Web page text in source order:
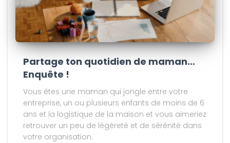
Partage ton quotidien de maman…
Enquête !
Vous êtes une maman qui jongle entre votre
entreprise, un ou plusieurs enfants de moins de 6
ans et la logistique de la maison et vous aimeriez
retrouver un peu de légèreté et de sérénité dans
votre organisation.